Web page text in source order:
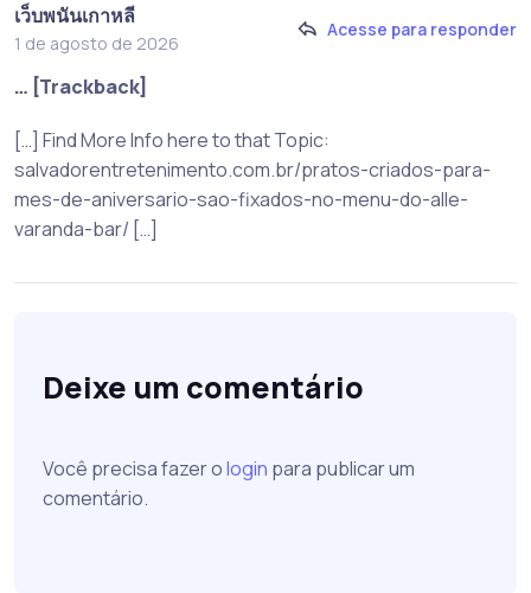
เว็บพนันเกาหลี
1 de agosto de 2026
Acesse para responder
… [Trackback]
[…] Find More Info here to that Topic:
salvadorentretenimento.com.br/pratos-criados-para-
mes-de-aniversario-sao-fixados-no-menu-do-alle-
varanda-bar/ […]
Deixe um comentário
Você precisa fazer ologin para publicar um
comentário.